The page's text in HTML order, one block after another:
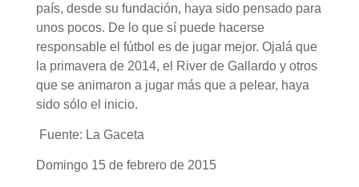
país, desde su fundación, haya sido pensado para
unos pocos. De lo que sí puede hacerse
responsable el fútbol es de jugar mejor. Ojalá que
la primavera de 2014, el River de Gallardo y otros
que se animaron a jugar más que a pelear, haya
sido sólo el inicio.
Fuente: La Gaceta
Domingo 15 de febrero de 2015